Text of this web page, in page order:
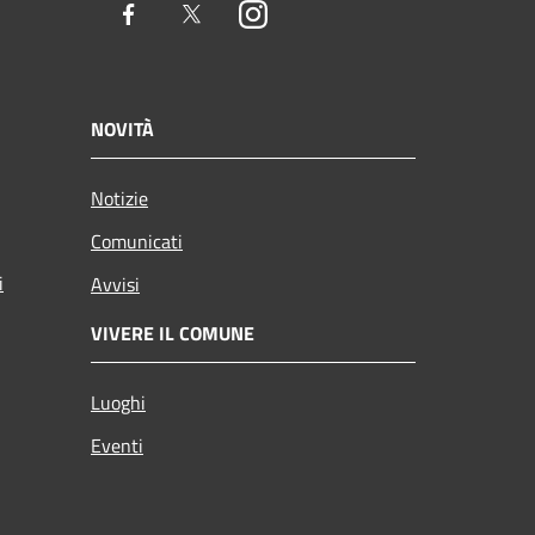
Facebook TwitterInstagram
NOVITÀ
Notizie
Comunicati
Avvisi
VIVERE IL COMUNE
Luoghi
Eventi